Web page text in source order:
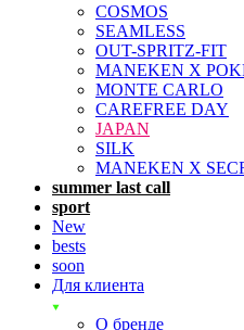
COSMOS
SEAMLESS
OUT-SPRITZ-FIT
MANEKEN X
MONTE CARLO
CAREFREE DAY
JAPAN
SILK
MANEKEN X
summer last call
sport
New
bests
soon
Для клиента
О бренде